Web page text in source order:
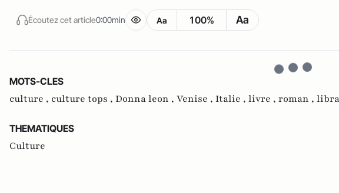
Écoutez cet article0:00min Aa 100% Aa
MOTS-CLES
culture , culture tops , Donna leon , Venise , Italie , livre , roman ,
THEMATIQUES
Culture